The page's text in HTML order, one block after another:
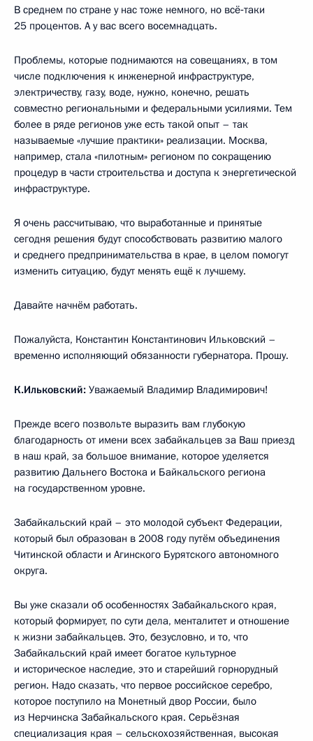
В среднем по стране у нас тоже немного, но всё‑таки
25 процентов. А у вас всего восемнадцать.
Проблемы, которые поднимаются на совещаниях, в том
числе подключения к инженерной инфраструктуре,
электричеству, газу, воде, нужно, конечно, решать
совместно региональными и федеральными усилиями. Тем
более в ряде регионов уже есть такой опыт – так
называемые «лучшие практики» реализации. Москва,
например, стала «пилотным» регионом по сокращению
процедур в части строительства и доступа к энергетической
инфраструктуре.
Я очень рассчитываю, что выработанные и принятые
сегодня решения будут способствовать развитию малого
и среднего предпринимательства в крае, в целом помогут
изменить ситуацию, будут менять ещё к лучшему.
Давайте начнём работать.
Пожалуйста, Константин Константинович Ильковский –
временно исполняющий обязанности губернатора. Прошу.
К.Ильковский: Уважаемый Владимир Владимирович!
Прежде всего позвольте выразить вам глубокую
благодарность от имени всех забайкальцев за Ваш приезд
в наш край, за большое внимание, которое уделяется
развитию Дальнего Востока и Байкальского региона
на государственном уровне.
Забайкальский край – это молодой субъект Федерации,
который был образован в 2008 году путём объединения
Читинской области и Агинского Бурятского автономного
округа.
Вы уже сказали об особенностях Забайкальского края,
который формирует, по сути дела, менталитет и отношение
к жизни забайкальцев. Это, безусловно, и то, что
Забайкальский край имеет богатое культурное
и историческое наследие, это и старейший горнорудный
регион. Надо сказать, что первое российское серебро,
которое поступило на Монетный двор России, было
из Нерчинска Забайкальского края. Серьёзная
специализация края – сельскохозяйственная, высокая